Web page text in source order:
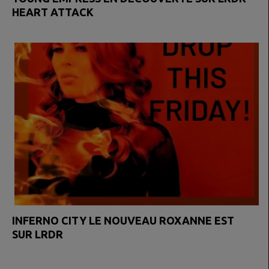
HEART ATTACK
INFERNO CITY LE NOUVEAU ROXANNE EST
SUR LRDR